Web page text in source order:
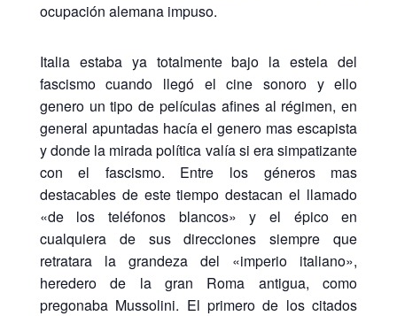
ocupación alemana impuso.
Italia estaba ya totalmente bajo la estela del
fascismo cuando llegó el cine sonoro y ello
genero un tipo de películas afines al régimen, en
general apuntadas hacía el genero mas escapista
y donde la mirada política valía si era simpatizante
con el fascismo. Entre los géneros mas
destacables de este tiempo destacan el llamado
«de los teléfonos blancos» y el épico en
cualquiera de sus direcciones siempre que
retratara la grandeza del «imperio italiano»,
heredero de la gran Roma antigua, como
pregonaba Mussolini. El primero de los citados